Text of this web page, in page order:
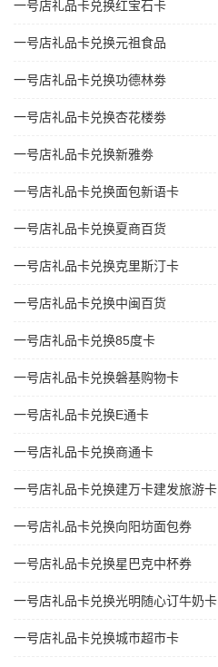
一号店礼品卡兑换红宝石卡
一号店礼品卡兑换元祖食品
一号店礼品卡兑换功德林劵
一号店礼品卡兑换杏花楼劵
一号店礼品卡兑换新雅劵
一号店礼品卡兑换面包新语卡
一号店礼品卡兑换夏商百货
一号店礼品卡兑换克里斯汀卡
一号店礼品卡兑换中闽百货
一号店礼品卡兑换85度卡
一号店礼品卡兑换磐基购物卡
一号店礼品卡兑换E通卡
一号店礼品卡兑换商通卡
一号店礼品卡兑换建万卡建发旅游卡
一号店礼品卡兑换向阳坊面包券
一号店礼品卡兑换星巴克中杯券
一号店礼品卡兑换光明随心订牛奶卡
一号店礼品卡兑换城市超市卡